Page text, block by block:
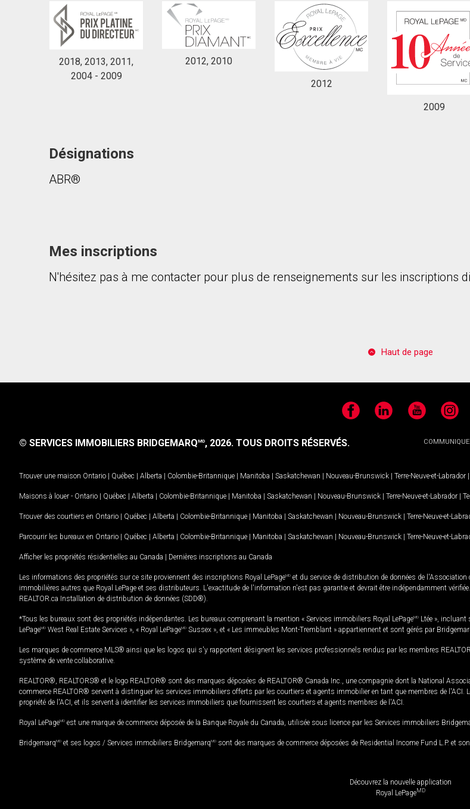
2018, 2013, 2011,
2004 - 2009
2012, 2010
2012
2009
Désignations
ABR®
Mes inscriptions
N'hésitez pas à me contacter pour plus de renseignements sur les inscriptions
Haut de page
FacebookLinkedIn YouTube
© SERVICES IMMOBILIERS BRIDGEMARQMD, 2026. TOUS DROITS RÉSERVÉS.
Trouver une maison Ontario Québec Alberta Colombie-Britannique Manitoba Saskatchewan Nouveau-Brunswick Terre-Neuve-et-Labrador
Maisons à louer - Ontario Québec Alberta Colombie-Britannique Manitoba Saskatchewan Nouveau-Brunswick Terre-Neuve-et-Labrador
Trouver des courtiers en Ontario Québec Alberta Colombie-Britannique Manitoba Saskatchewan Nouveau-Brunswick Terre-Neuve-et-
Parcourir les bureaux en Ontario Québec Alberta Colombie-Britannique Manitoba Saskatchewan Nouveau-Brunswick Terre-Neuve-et-
Afficher les propriétés résidentielles au Canada Dernières inscriptions au Canada
Les informations des propriétés sur ce site proviennent des inscriptions Royal LePageMD et du service de distribution de données de
immobilières autres que Royal LePage et ses distributeurs. L'exactitude de l'information n'est pas garantie et devrait être indépendamment
REALTOR.ca Installation de distribution de données (SDD®).
*Tous les bureaux sont des propriétés indépendantes. Les bureaux comprenant la mention « Services immobiliers Royal LePageMD Ltée », incluant
LePageMD West Real Estate Services », « Royal LePageMD Sussex », et « Les immeubles Mont-Tremblant » appartiennent et sont gérés par
Les marques de commerce MLS® ainsi que les logos qui s'y rapportent désignent les services professionnels rendus par les membres
système de vente collaborative.
REALTOR®, REALTORS® et le logo REALTOR® sont des marques déposées de REALTOR® Canada Inc., une compagnie dont la National
commerce REALTOR® servent à distinguer les services immobiliers offerts par les courtiers et agents immobilier en tant que membres de
propriété de l'ACI, et ils servent à identifier les services immobiliers que fournissent les courtiers et agents membres de l'ACI.
Royal LePageMD est une marque de commerce déposée de la Banque Royale du Canada, utilisée sous licence par les Services immobiliers
BridgemarqMD et ses logos / Services immobiliers BridgemarqMD sont des marques de commerce déposées de Residential Income Fund L.P. et
Découvrez la nouvelle application
Royal LePageMD